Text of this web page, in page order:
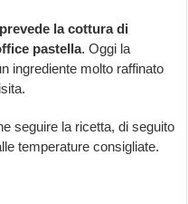
prevede la cottura di
pastella. Oggi la
ingrediente molto raffinato
seguire la ricetta, di seguito
temperature consigliate.